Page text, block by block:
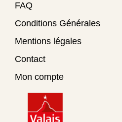
FAQ
Conditions Générales
Mentions légales
Contact
Mon compte